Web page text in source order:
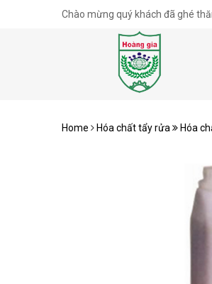
Chào mừng quý khách đã ghé
Home Hóa chất tẩy rửa Hóa